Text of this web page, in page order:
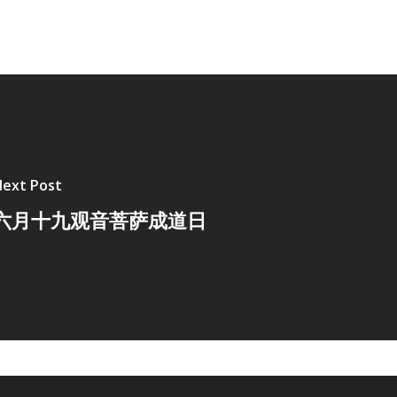
Post
月十九观音菩萨成道日